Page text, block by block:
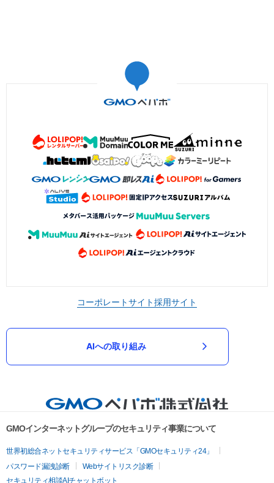
コーポレートサイト採用サイト
AIへの取り組み
GMOインターネットグループのセキュリティ事業について
世界初総合ネットセキュリティサービス「GMOセキュリティ24」
パスワード漏洩診断
Webサイトリスク診断
セキュリティ相談AIチャットボット